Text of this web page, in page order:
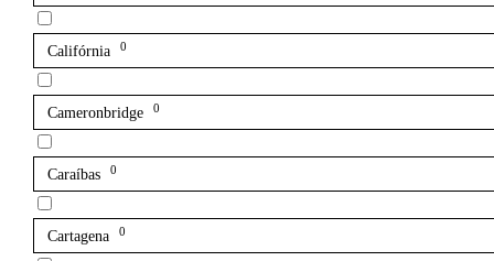
Califórnia 0
Cameronbridge 0
Caraíbas 0
Cartagena 0